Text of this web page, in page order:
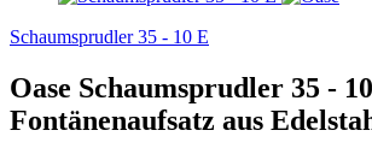
Schaumsprudler 35 - 10 E
Oase Schaumsprudler 35 -
Fontänenaufsatz aus